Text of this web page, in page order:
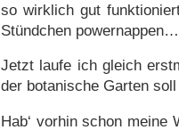
so wirklich gut
Stündchen
Jetzt laufe ich gleich
der botanische Garten
Hab‘ vorhin schon